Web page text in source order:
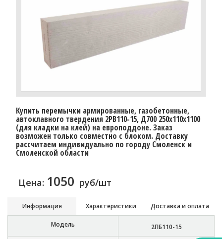
Купить перемычки армированные, газобетонные,
автоклавного твердения 2PB110-15, Д700 250х110х1100
(для кладки на клей) на европоддоне. Заказ
возможен только совместно с блоком. Доставку
расcчитаем индивидуально по городу Смоленск и
Смоленской области
Цена: 1050 руб/шт
Информация Характеристики Доставка и оплата
Модель 2ПБ110-15